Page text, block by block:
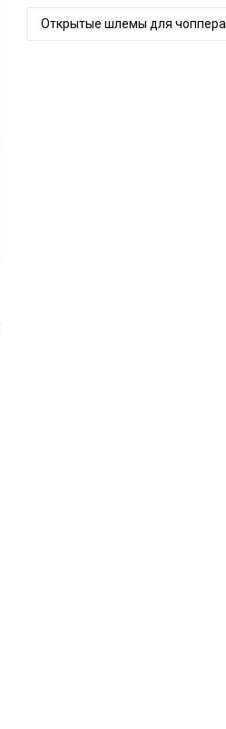
Открытые шлемы для чоппера